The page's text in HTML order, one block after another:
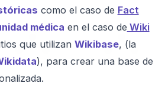
como el caso de Fact
médica en el caso de Wiki
que utilizan Wikibase, (la
), para crear una base de